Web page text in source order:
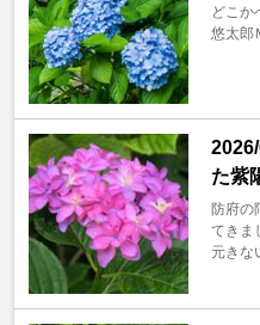
どこか
悠太郎
た紫
防府の
てきま
元きな